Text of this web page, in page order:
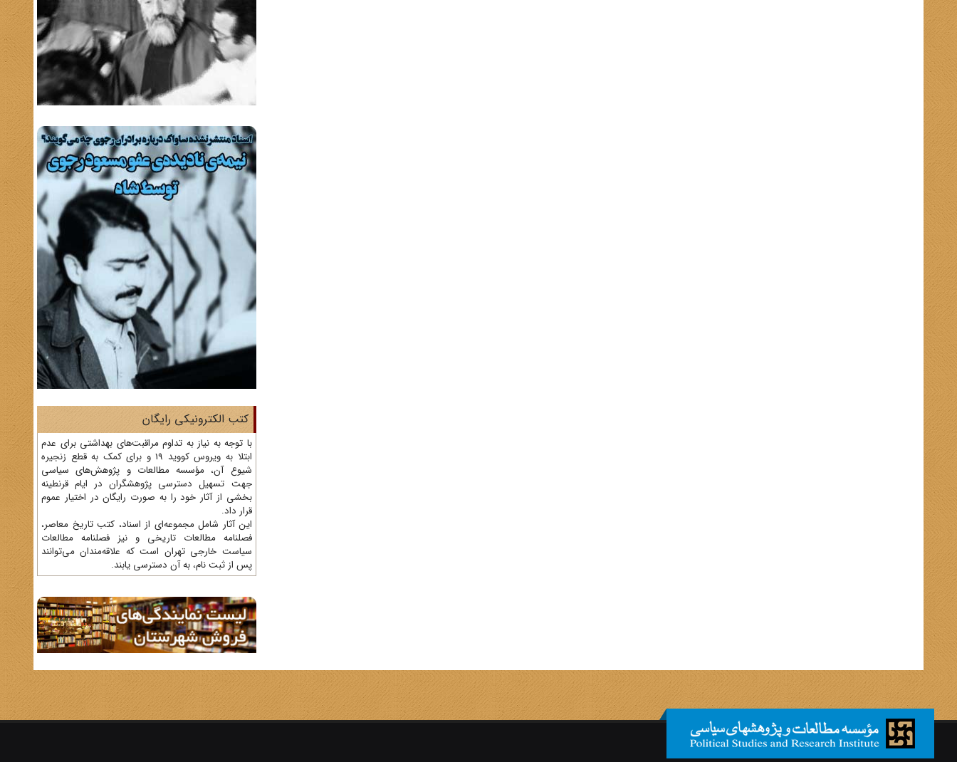
کتب الکترونیکی رایگان
با توجه به نیاز به تداوم مراقبت‌های بهداشتی برای عدم
ابتلا به ویروس کووید 19 و برای کمک به قطع زنجیره
شیوع آن، مؤسسه مطالعات و پژوهش‌های سیاسی
جهت تسهیل دسترسی پژوهشگران در ایام قرنطینه
بخشی از آثار خود را به صورت رایگان در اختیار عموم
قرار داد.
این آثار شامل مجموعه‌ای از اسناد، کتب تاریخ معاصر،
فصلنامه‌ مطالعات تاریخی و نیز فصلنامه مطالعات
سیاست خارجی تهران است که علاقه‌مندان می‌توانند
پس از ثبت نام، به آن دسترسی یابند.